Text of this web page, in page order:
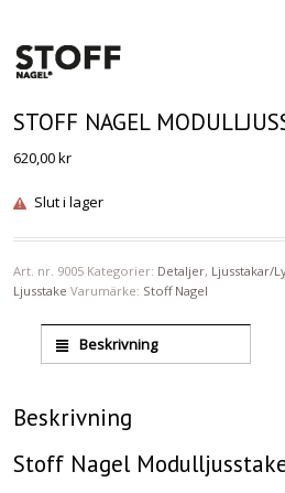
STOFF NAGEL
620,00kr
Slut i lager
Art. nr. 9005 Kategorier: Detaljer, Ljusstakar/
Ljusstake Varumärke: Stoff Nagel
Beskrivning
Beskrivning
Stoff Nagel